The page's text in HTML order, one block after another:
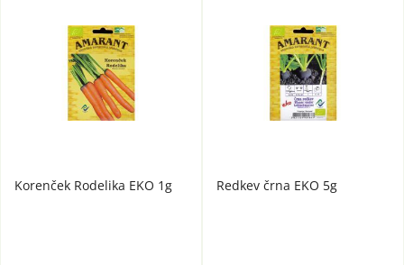
Korenček Rodelika EKO 1g Redkev črna EKO 5g